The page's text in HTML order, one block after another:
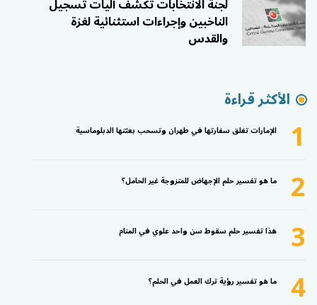
لجنة الانتخابات تكشف آليات تسجيل
الناخبين وإجراءات استثنائية لغزة
والقدس
الأكثر قراءة
1 الإمارات تغلق سفارتها في طهران وتسحب بعثتها الدبلوماسية
2 ما هو تفسير حلم الإجهاض للمتزوجة غير الحامل؟
3 هذا تفسير حلم سقوط سن واحد علوي في المنام
4 ما هو تفسير رؤية ترك العمل في الحلم؟